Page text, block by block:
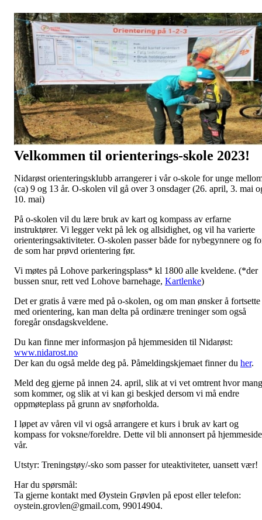
Velkommen til orienterings-skole 2023!
Nidarøst orienteringsklubb arrangerer i vår o-skole for unge
(ca) 9 og 13 år. O-skolen vil gå over 3 onsdager (26. april, 3. mai
10. mai)
På o-skolen vil du lære bruk av kart og kompass av erfarne
instruktører. Vi legger vekt på lek og allsidighet, og vil ha varierte
orienteringsaktiviteter. O-skolen passer både for nybegynnere og
de som har prøvd orientering før.
Vi møtes på Lohove parkeringsplass* kl 1800 alle kveldene. (*der
bussen snur, rett ved Lohove barnehage, Kartlenke)
Det er gratis å være med på o-skolen, og om man ønsker å fortsette
med orientering, kan man delta på ordinære treninger som også
foregår onsdagskveldene.
Du kan finne mer informasjon på hjemmesiden til Nidarøst:
www.nidarost.no
Der kan du også melde deg på. Påmeldingskjemaet finner du her.
Meld deg gjerne på innen 24. april, slik at vi vet omtrent hvor
som kommer, og slik at vi kan gi beskjed dersom vi må endre
oppmøteplass på grunn av snøforholda.
I løpet av våren vil vi også arrangere et kurs i bruk av kart og
kompass for voksne/foreldre. Dette vil bli annonsert på
vår.
Utstyr: Treningstøy/-sko som passer for uteaktiviteter, uansett vær!
Har du spørsmål:
Ta gjerne kontakt med Øystein Grøvlen på epost eller telefon:
oystein.grovlen@gmail.com, 99014904.